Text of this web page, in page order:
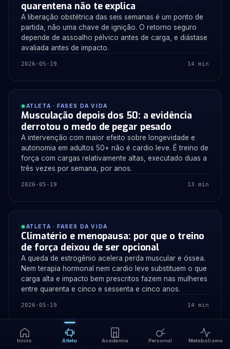
quarentena não te explica
A liberação obstétrica das seis semanas é um ponto de
partida, não uma chave de ignição. O retorno seguro
depende de assoalho pélvico antes de carga, e diástase
avaliada antes de impacto.
2026-05-19 14 min
ATLETA · FASES DA VIDA
Musculação depois dos 50: a evidência
derrotou o medo de pegar pesado
A intervenção com maior efeito sobre longevidade e
autonomia em adultos 50+ não é cardio leve. É treino de
força com cargas relativamente altas, executado duas a
três vezes por semana, por anos.
2026-05-19 13 min
ATLETA · FASES DA VIDA
Climatério e menopausa: por que o treino
de força deixou de ser opcional
A queda de estrogênio acelera perda muscular e óssea.
Nem terapia hormonal nem cardio leve substituem o que
carga alta e impacto bem prescritos fazem nas mulheres
entre quarenta e cinco e sessenta e cinco anos.
2026-05-19 14 min
Início Atleta Academia Personal Metabolismo